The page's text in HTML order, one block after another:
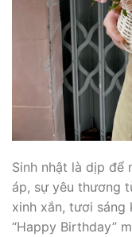
Sinh nhật là dịp để
áp, sự yêu thương
xinh xắn, tươi sáng
“Happy Birthday”